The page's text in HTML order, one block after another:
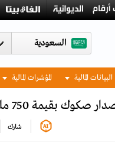
السعودية
البيانات المالية المؤشرات المالية
750 مليون دولار
شارك